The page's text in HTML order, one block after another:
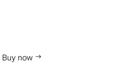
Buy now